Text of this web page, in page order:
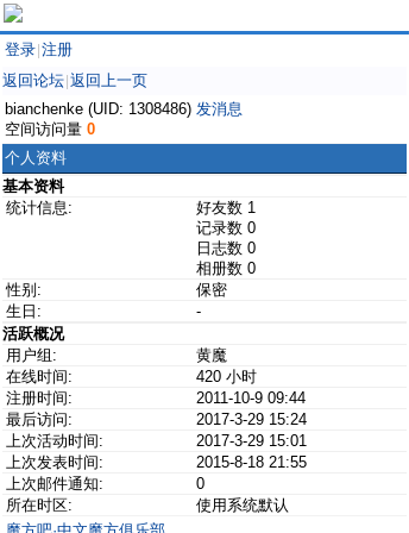
登录 注册
返回论坛 返回上一页
bianchenke (UID: 1308486) 发消息
空间访问量 0
个人资料
基本资料
统计信息:
好友数 1
记录数 0
日志数 0
相册数 0
性别:
保密
生日:
-
活跃概况
用户组:
黄魔
在线时间:
420 小时
注册时间:
2011-10-9 09:44
最后访问:
2017-3-29 15:24
上次活动时间:
2017-3-29 15:01
上次发表时间:
2015-8-18 21:55
上次邮件通知:
0
所在时区:
使用系统默认